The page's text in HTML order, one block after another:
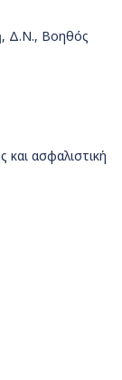
, Δ.Ν., Βοηθός
και ασφαλιστική